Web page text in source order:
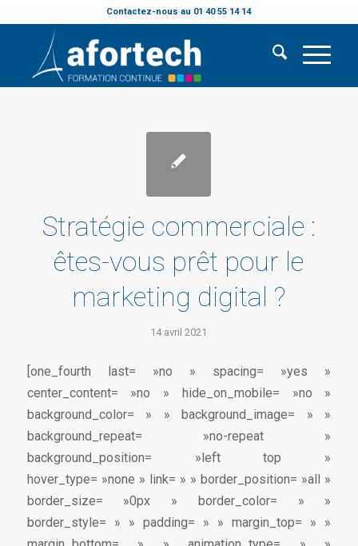
Contactez-nous au 01 40 55 14 14
Stratégie commerciale :
êtes-vous prêt pour le
marketing digital ?
14 avril 2021
[one_fourth last= »no » spacing= »yes »
center_content= »no » hide_on_mobile= »no »
background_color= » » background_image= » »
background_repeat= »no-repeat »
background_position= »left top »
hover_type= »none » link= » » border_position= »all »
border_size= »0px » border_color= » »
border_style= » » padding= » » margin_top= » »